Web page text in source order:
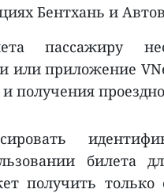
Бентхань и
пассажиру
или приложение
получения
билета
получить только